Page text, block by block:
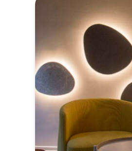
PANELES
ACÚSTICOS